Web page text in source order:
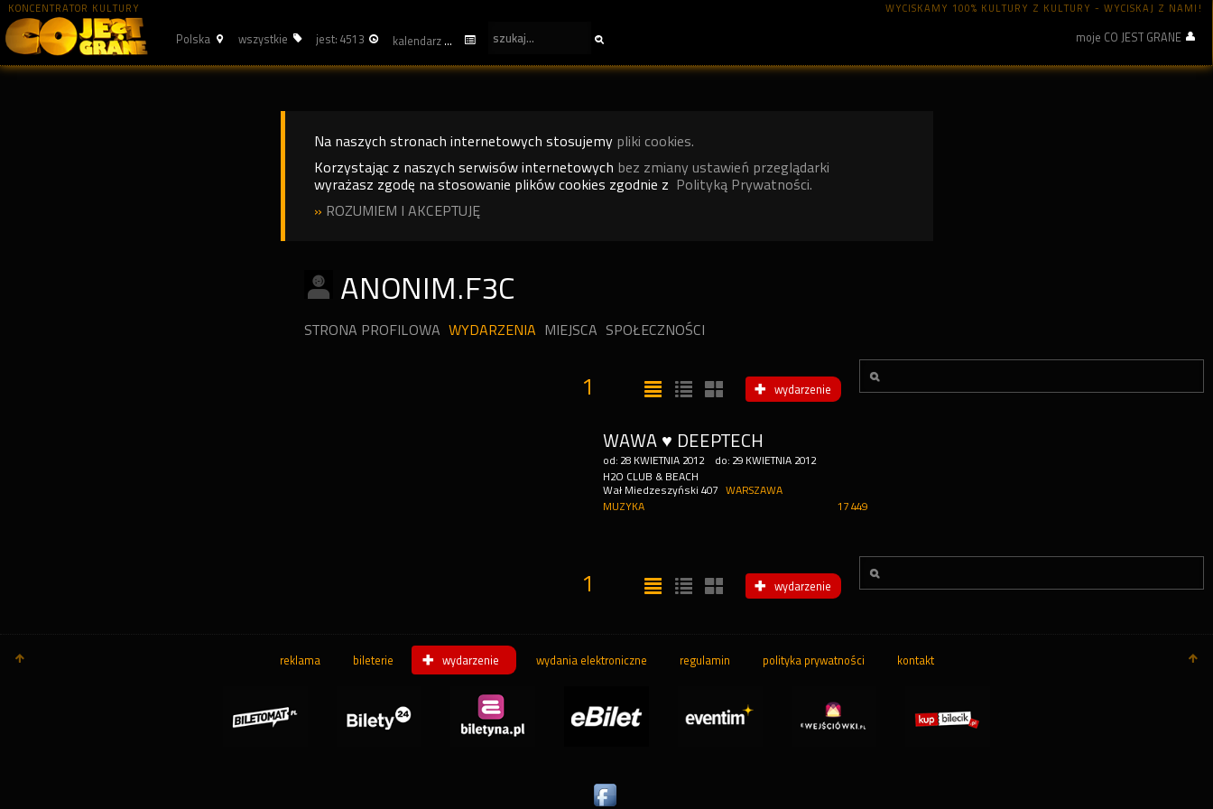
KONCENTRATOR KULTURY WYCISKAMY 100% KULTURY Z KULTURY - WYCISKAJ Z NAMI!
Polska wszystkie jest: 4513 kalendarz moje CO JEST GRANE
Na naszych stronach internetowych stosujemy pliki cookies.
Korzystając z naszych serwisów internetowych bez zmiany ustawień przeglądarki
wyrażasz zgodę na stosowanie plików cookies zgodnie z Polityką Prywatności.
» ROZUMIEM I AKCEPTUJĘ
ANONIM.F3C
STRONA PROFILOWA WYDARZENIA MIEJSCA SPOŁECZNOŚCI
wydarzenie
1
WAWA ♥ DEEPTECH
od: 28 KWIETNIA 2012 do: 29 KWIETNIA 2012
H2O CLUB & BEACH
Wał Miedzeszyński 407
WARSZAWA
17 449
MUZYKA
wydarzenie
1
reklama bileterie wydarzenie wydania elektroniczne regulamin polityka prywatności kontakt